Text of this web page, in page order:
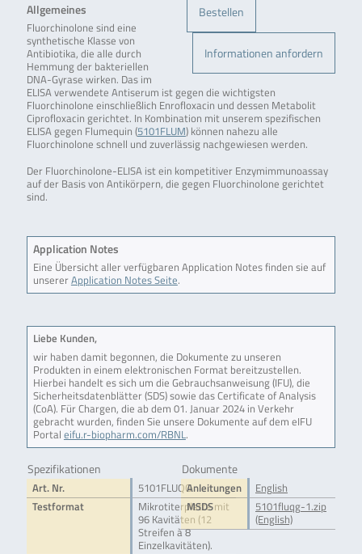
Bestellen
Informationen anfordern
Allgemeines
Fluorchinolone sind eine
synthetische Klasse von
Antibiotika, die alle durch
Hemmung der bakteriellen
DNA-Gyrase wirken. Das im
ELISA verwendete Antiserum ist gegen die wichtigsten
Fluorchinolone einschließlich Enrofloxacin und dessen Metabolit
Ciprofloxacin gerichtet. In Kombination mit unserem spezifischen
ELISA gegen Flumequin (5101FLUM) können nahezu alle
Fluorchinolone schnell und zuverlässig nachgewiesen werden.
Der Fluorchinolone-ELISA ist ein kompetitiver Enzymimmunoassay
auf der Basis von Antikörpern, die gegen Fluorchinolone gerichtet
sind.
Application Notes
Eine Übersicht aller verfügbaren Application Notes finden sie auf
unsererApplication Notes Seite.
Liebe Kunden,
wir haben damit begonnen, die Dokumente zu unseren
Produkten in einem elektronischen Format bereitzustellen.
Hierbei handelt es sich um die Gebrauchsanweisung (IFU), die
Sicherheitsdatenblätter (SDS) sowie das Certificate of Analysis
(CoA). Für Chargen, die ab dem 01. Januar 2024 in Verkehr
gebracht wurden, finden Sie unsere Dokumente auf dem eIFU
Portal eifu.r-biopharm.com/RBNL.
Spezifikationen
Art. Nr.
5101FLUQG
Testformat
Mikrotiterplatte mit
96 Kavitäten (12
Streifen à 8
Einzelkavitäten).
Dokumente
Anleitungen
English
MSDS
5101fluqg-1.zip
(English)